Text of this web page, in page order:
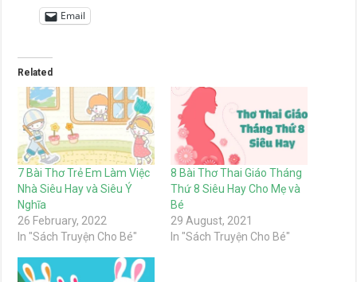
Email
Related
7 Bài Thơ Trẻ Em Làm Việc
Nhà Siêu Hay và Siêu Ý
Nghĩa
26 February, 2022
In "Sách Truyện Cho Bé"
8 Bài Thơ Thai Giáo Tháng
Thứ 8 Siêu Hay Cho Mẹ và
Bé
29 August, 2021
In "Sách Truyện Cho Bé"